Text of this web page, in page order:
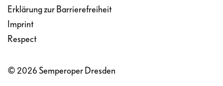
Erklärung zur Barrierefreiheit
Imprint
Respect
© 2026 Semperoper Dresden